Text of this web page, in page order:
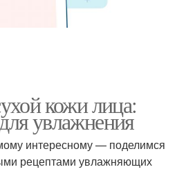
кожи лица:
увлажнения
интересному — поделимся
рецептами увлажняющих